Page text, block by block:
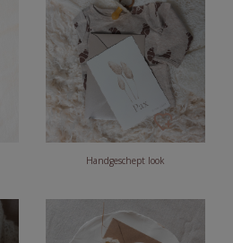
Handgeschept look